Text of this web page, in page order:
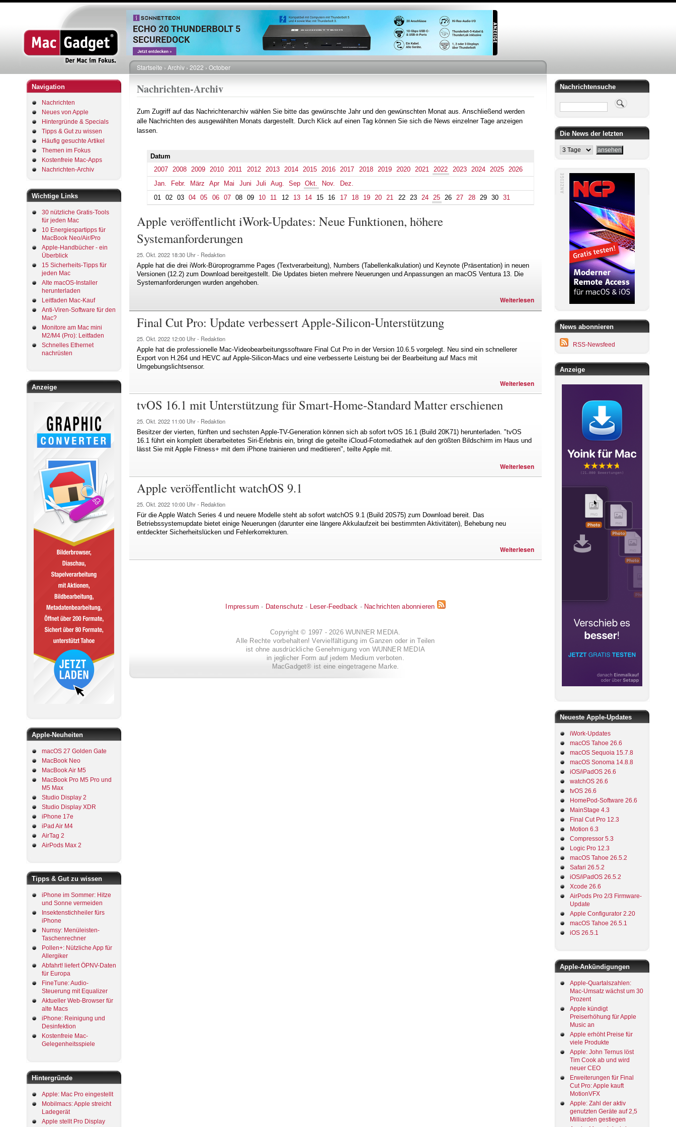
Direkt
zum
Inhalt
Navigation
Nachrichten
Neues von Apple
Hintergründe & Specials
Tipps & Gut zu wissen
Häufig gesuchte Artikel
Themen im Fokus
Kostenfreie Mac-Apps
Nachrichten-Archiv
Wichtige Links
30 nützliche Gratis-Tools
für jeden Mac
10 Energiespartipps für
MacBook Neo/Air/Pro
Apple-Handbücher - ein
Überblick
15 Sicherheits-Tipps für
jeden Mac
Alte macOS-Installer
herunterladen
Leitfaden Mac-Kauf
Anti-Viren-Software für den
Mac?
Monitore am Mac mini
M2/M4 (Pro): Leitfaden
Schnelles Ethernet
nachrüsten
Anzeige
Apple-Neuheiten
macOS 27 Golden Gate
MacBook Neo
MacBook Air M5
MacBook Pro M5 Pro und
M5 Max
Studio Display 2
Studio Display XDR
iPhone 17e
iPad Air M4
AirTag 2
AirPods Max 2
Tipps & Gut zu wissen
iPhone im Sommer: Hitze
und Sonne vermeiden
Insektenstichheiler fürs
iPhone
Numsy: Menüleisten-
Taschenrechner
Pollen+: Nützliche App für
Allergiker
Abfahrt! liefert ÖPNV-Daten
für Europa
FineTune: Audio-
Steuerung mit Equalizer
Aktueller Web-Browser für
alte Macs
iPhone: Reinigung und
Desinfektion
Kostenfreie Mac-
Gelegenheitsspiele
Hintergründe
Apple: Mac Pro eingestellt
Mobilmacs: Apple streicht
Ladegerät
Apple stellt Pro Display
Pfadnavigation
Startseite Archiv 2022 October
Nachrichten-Archiv
Zum Zugriff auf das Nachrichtenarchiv wählen Sie bitte das gewünschte Jahr und den gewünschten Monat aus. Anschließend werden
alle Nachrichten des ausgewählten Monats dargestellt. Durch Klick auf einen Tag können Sie sich die News einzelner Tage anzeigen
lassen.
Datum
2007
2008 2009 2010 2011 2012 2013 2014 2015 2016 2017 2018 2019 2020 2021 2022 2023 2024 2025
2026
Jan.
Febr. März Apr Mai Juni Juli Aug. Sep Okt. Nov.
Dez.
01
02 03 04 05 06 07 08 09 10 11 12 13 14 15 16 17 18 19 20 21 22 23 24 25 26 27 28 29 30 31
Apple veröffentlicht iWork-Updates: Neue Funktionen, höhere
Systemanforderungen
25. Okt. 2022 18:30 Uhr - Redaktion
Apple hat die drei iWork-Büroprogramme Pages (Textverarbeitung), Numbers (Tabellenkalkulation) und Keynote (Präsentation) in neuen
Versionen (12.2) zum Download bereitgestellt. Die Updates bieten mehrere Neuerungen und Anpassungen an macOS Ventura 13. Die
Systemanforderungen wurden angehoben.
Weiterlesen
Final Cut Pro: Update verbessert Apple-Silicon-Unterstützung
25. Okt. 2022 12:00 Uhr - Redaktion
Apple hat die professionelle Mac-Videobearbeitungssoftware Final Cut Pro in der Version 10.6.5 vorgelegt. Neu sind ein schnellerer
Export von H.264 und HEVC auf Apple-Silicon-Macs und eine verbesserte Leistung bei der Bearbeitung auf Macs mit
Umgebungslichtsensor.
Weiterlesen
tvOS 16.1 mit Unterstützung für Smart-Home-Standard Matter erschienen
25. Okt. 2022 11:00 Uhr - Redaktion
Besitzer der vierten, fünften und sechsten Apple-TV-Generation können sich ab sofort tvOS 16.1 (Build 20K71) herunterladen. "tvOS
16.1 führt ein komplett überarbeitetes Siri-Erlebnis ein, bringt die geteilte iCloud-Fotomediathek auf den größten Bildschirm im Haus und
lässt Sie mit Apple Fitness+ mit dem iPhone trainieren und meditieren", teilte Apple mit.
Weiterlesen
Apple veröffentlicht watchOS 9.1
25. Okt. 2022 10:00 Uhr - Redaktion
Für die Apple Watch Series 4 und neuere Modelle steht ab sofort watchOS 9.1 (Build 20S75) zum Download bereit. Das
Betriebssystemupdate bietet einige Neuerungen (darunter eine längere Akkulaufzeit bei bestimmten Aktivitäten), Behebung neu
entdeckter Sicherheitslücken und Fehlerkorrekturen.
Weiterlesen
Impressum - Datenschutz - Leser-Feedback - Nachrichten abonnieren
Copyright © 1997 - 2026 WUNNER MEDIA.
Alle Rechte vorbehalten! Vervielfältigung im Ganzen oder in Teilen
ist ohne ausdrückliche Genehmigung von WUNNER MEDIA
in jeglicher Form auf jedem Medium verboten.
MacGadget® ist eine eingetragene Marke.
Nachrichtensuche
Suche
Die News der letzten
News abonnieren
RSS-Newsfeed
Anzeige
Neueste Apple-Updates
iWork-Updates
macOS Tahoe 26.6
macOS Sequoia 15.7.8
macOS Sonoma 14.8.8
iOS/iPadOS 26.6
watchOS 26.6
tvOS 26.6
HomePod-Software 26.6
MainStage 4.3
Final Cut Pro 12.3
Motion 6.3
Compressor 5.3
Logic Pro 12.3
macOS Tahoe 26.5.2
Safari 26.5.2
iOS/iPadOS 26.5.2
Xcode 26.6
AirPods Pro 2/3 Firmware-
Update
Apple Configurator 2.20
macOS Tahoe 26.5.1
iOS 26.5.1
Apple-Ankündigungen
Apple-Quartalszahlen:
Mac-Umsatz wächst um 30
Prozent
Apple kündigt
Preiserhöhung für Apple
Music an
Apple erhöht Preise für
viele Produkte
Apple: John Ternus löst
Tim Cook ab und wird
neuer CEO
Erweiterungen für Final
Cut Pro: Apple kauft
MotionVFX
Apple: Zahl der aktiv
genutzten Geräte auf 2,5
Milliarden gestiegen